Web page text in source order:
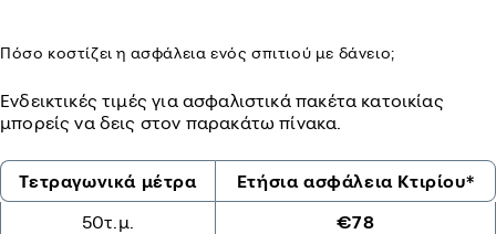
Πόσο κοστίζει η ασφάλεια ενός σπιτιού με δάνειο;
Ενδεικτικές τιμές για ασφαλιστικά πακέτα κατοικίας
μπορείς να δεις στον παρακάτω πίνακα.
Τετραγωνικά μέτρα
Ετήσια ασφάλεια Κτιρίου*
50τ.μ.
€78